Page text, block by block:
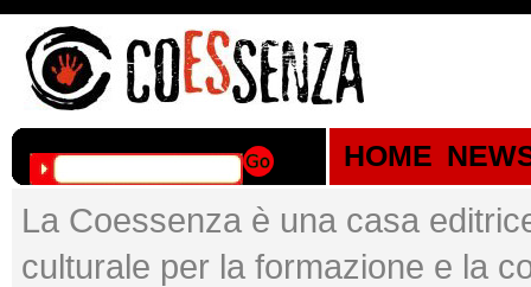
HOME
La Coessenza è una casa
culturale per la formazione e la